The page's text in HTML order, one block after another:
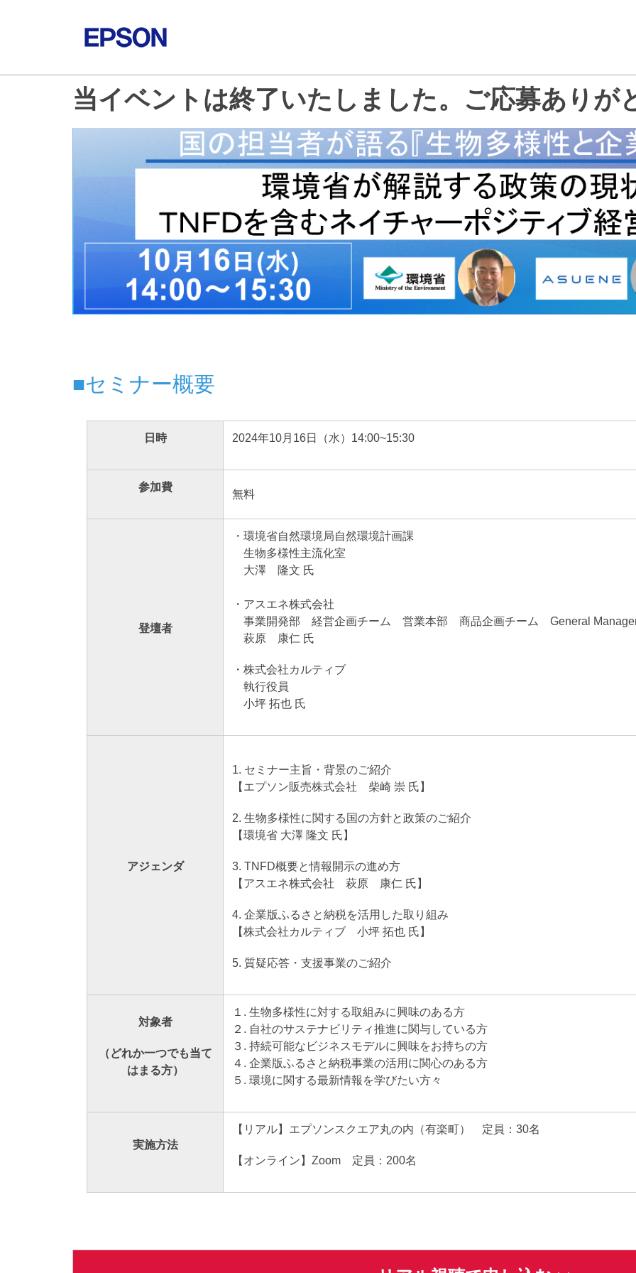
当イベントは終了いたしました。ご応募ありが
■セミナー概要
日時 2024年10月16日（水）14:00~15:30
参加費
無料
登壇者
・環境省自然環境局自然環境計画課
生物多様性主流化室
大澤 隆文 氏
・アスエネ株式会社
事業開発部 経営企画チーム 営業本部 商品企画チーム General
萩原 康仁 氏
・株式会社カルティブ
執行役員
小坪 拓也 氏
アジェンダ
1. セミナー主旨・背景のご紹介
【エプソン販売株式会社 柴崎 崇 氏】
2. 生物多様性に関する国の方針と政策のご紹介
【環境省 大澤 隆文 氏】
3. TNFD概要と情報開示の進め方
【アスエネ株式会社 萩原 康仁 氏】
4. 企業版ふるさと納税を活用した取り組み
【株式会社カルティブ 小坪 拓也 氏】
5. 質疑応答・支援事業のご紹介
対象者
（どれか一つでも当て
はまる方）
１. 生物多様性に対する取組みに興味のある方
２. 自社のサステナビリティ推進に関与している方
３. 持続可能なビジネスモデルに興味をお持ちの方
４. 企業版ふるさと納税事業の活用に関心のある方
５. 環境に関する最新情報を学びたい方々
実施方法
【リアル】エプソンスクエア丸の内（有楽町） 定員：30名
【オンライン】Zoom 定員：200名